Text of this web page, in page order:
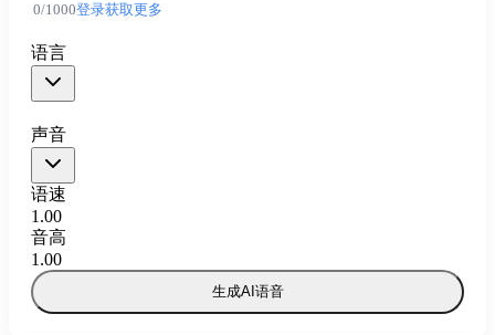
0/1000登录获取更多
语言
声音
语速
1.00
音高
1.00
生成AI语音